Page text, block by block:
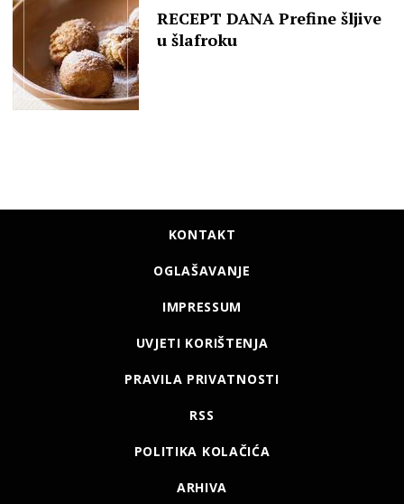
RECEPT DANA Prefine šljive
u šlafroku
KONTAKT
OGLAŠAVANJE
IMPRESSUM
UVJETI KORIŠTENJA
PRAVILA PRIVATNOSTI
RSS
POLITIKA KOLAČIĆA
ARHIVA